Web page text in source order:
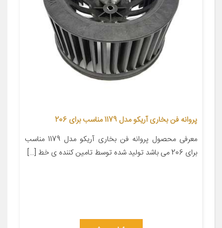
پروانه فن بخاری آریکو مدل 1179 مناسب برای 206
معرفی محصول پروانه فن بخاری آریکو مدل 1179 مناسب
برای 206 می باشد تولید شده توسط تامین کننده ی خط […]